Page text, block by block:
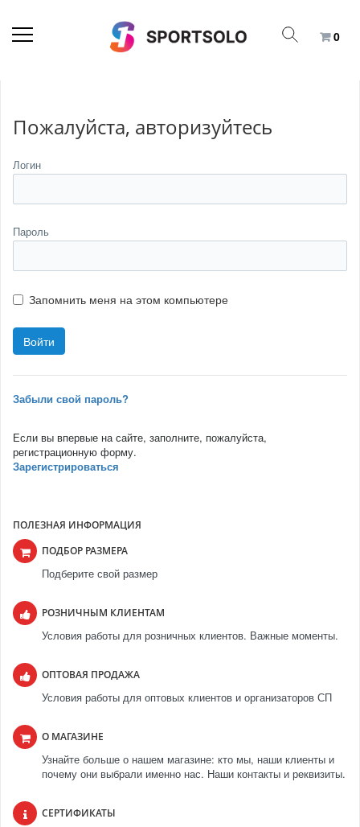
0
Пожалуйста, авторизуйтесь
Логин
Пароль
Запомнить меня на этом компьютере
Забыли свой пароль?
Если вы впервые на сайте, заполните, пожалуйста,
регистрационную форму.
Зарегистрироваться
ПОЛЕЗНАЯ ИНФОРМАЦИЯ
ПОДБОР РАЗМЕРА
Подберите свой размер
РОЗНИЧНЫМ КЛИЕНТАМ
Условия работы для розничных клиентов. Важные моменты.
ОПТОВАЯ ПРОДАЖА
Условия работы для оптовых клиентов и организаторов СП
О МАГАЗИНЕ
Узнайте больше о нашем магазине: кто мы, наши клиенты и
почему они выбрали именно нас. Наши контакты и реквизиты.
СЕРТИФИКАТЫ